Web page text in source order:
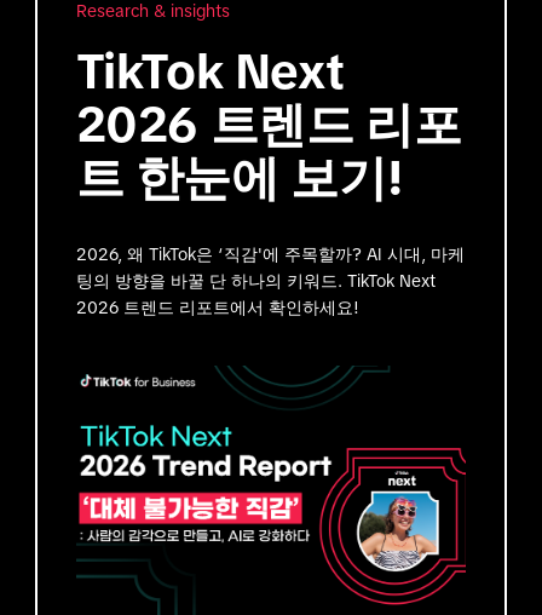
Research & insights
TikTok Next
2026 트렌드 리포
트 한눈에 보기!
2026, 왜 TikTok은 ‘직감'에 주목할까? AI 시대, 마케
팅의 방향을 바꿀 단 하나의 키워드. TikTok Next
2026 트렌드 리포트에서 확인하세요!